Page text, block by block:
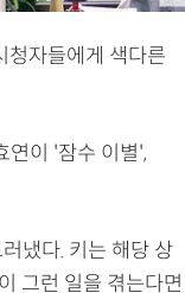
청자들에게 색다른
연이 '잠수 이별',
냈다. 키는 해당 상
그런 일을 겪는다면